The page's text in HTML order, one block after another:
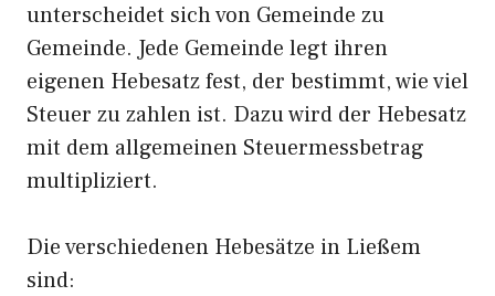
unterscheidet sich von Gemeinde zu
Gemeinde. Jede Gemeinde legt ihren
eigenen Hebesatz fest, der bestimmt, wie viel
Steuer zu zahlen ist. Dazu wird der Hebesatz
mit dem allgemeinen Steuermessbetrag
multipliziert.
Die verschiedenen Hebesätze in Ließem
sind: